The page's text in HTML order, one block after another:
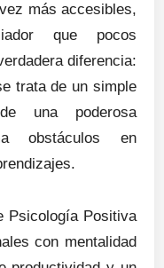
más accesibles,
que pocos
diferencia:
trata de un simple
una poderosa
obstáculos en
Psicología Positiva
con mentalidad